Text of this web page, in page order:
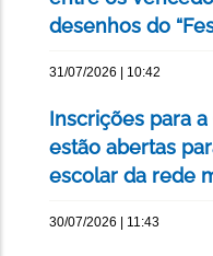
desenhos do
31/07/2026 | 10:42
Inscrições para
estão abertas
escolar da rede
30/07/2026 | 11:43